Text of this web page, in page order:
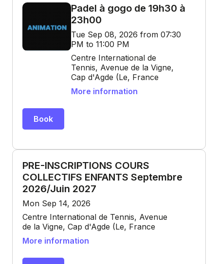
Padel à gogo de 19h30 à
23h00
Tue Sep 08, 2026 from 07:30
PM to 11:00 PM
Centre International de
Tennis, Avenue de la Vigne,
Cap d'Agde (Le, France
More information
Book
PRE-INSCRIPTIONS COURS
COLLECTIFS ENFANTS Septembre
2026/Juin 2027
Mon Sep 14, 2026
Centre International de Tennis, Avenue
de la Vigne, Cap d'Agde (Le, France
More information